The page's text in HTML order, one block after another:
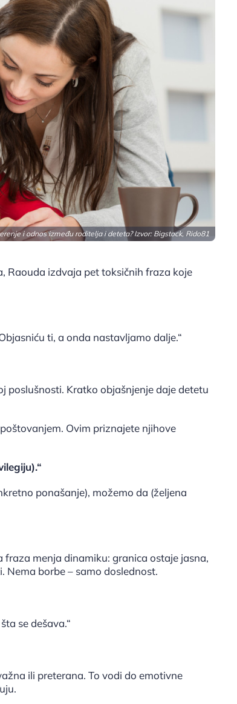
i odnos između roditelja i deteta? Izvor: Bigstock, Rido81
Raouda izdvaja pet toksičnih fraza koje
ti, a onda nastavljamo dalje.“
poslušnosti. Kratko objašnjenje daje detetu
Ovim priznajete njihove
ponašanje), možemo da (željena
menja dinamiku: granica ostaje jasna,
Nema borbe – samo doslednost.
se dešava.“
ili preterana. To vodi do emotivne